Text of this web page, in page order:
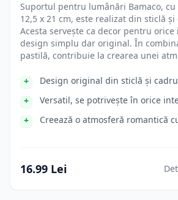
Suportul pentru lumânări Bamaco,
12,5 x 21 cm, este realizat din sticlă
Acesta servește ca decor pentru
design simplu dar original. În
pastilă, contribuie la crearea unei
Design original din sticlă și
Versatil, se potrivește în orice
Creează o atmosferă romantică
16.99 Lei